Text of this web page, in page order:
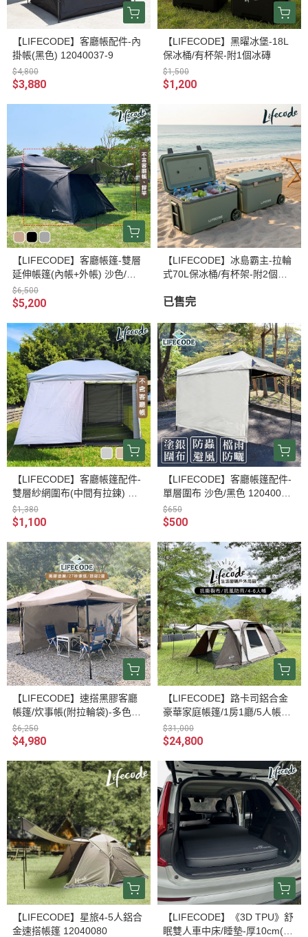
【LIFECODE】客廳帳配件-內
掛帳(黑色) 12040037-9
$4,800
$3,880
【LIFECODE】黑曜冰堡-18L
保冰桶/有杯架-附1個冰磚
$1,500
$1,200
【LIFECODE】客廳帳篷-雙層
延伸帳篷(內帳+外帳) 沙色/黑
色/水泥灰 12040036/7/8-66
$6,500
$5,200
【LIFECODE】冰島霸主-拉輪
式70L保冰桶/有杯架-附2個冰
已售完
【LIFECODE】客廳帳篷配件-
雙層紗網圍布(中間有拉鍊) 水
泥灰/沙色/黑色 12040036/7/8-
3
$1,380
$1,100
【LIFECODE】客廳帳篷配件-
單層圍布 沙色/黑色 12040037/
8-2
$650
$500
【LIFECODE】速搭黑膠客廳
帳篷/炊事帳(附拉輪袋)-多色可
選 12040033/5/6/7/8
$6,250
$4,980
【LIFECODE】路卡司鋁合金
豪華家庭帳篷/1房1廳/5人帳篷
12040060
$31,000
$24,800
【LIFECODE】星旅4-5人鋁合
金速搭帳篷 12040080
【LIFECODE】《3D TPU》舒
眠雙人車中床/睡墊-厚10cm(13